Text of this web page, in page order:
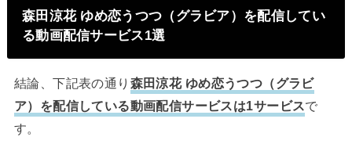
森田涼花 ゆめ恋うつつ（グラビア）を配信してい
る動画配信サービス1選
結論、下記表の通り 森田涼花 ゆめ恋うつつ（グラビ
ア）を配信している動画配信サービスは1サービスで
す。